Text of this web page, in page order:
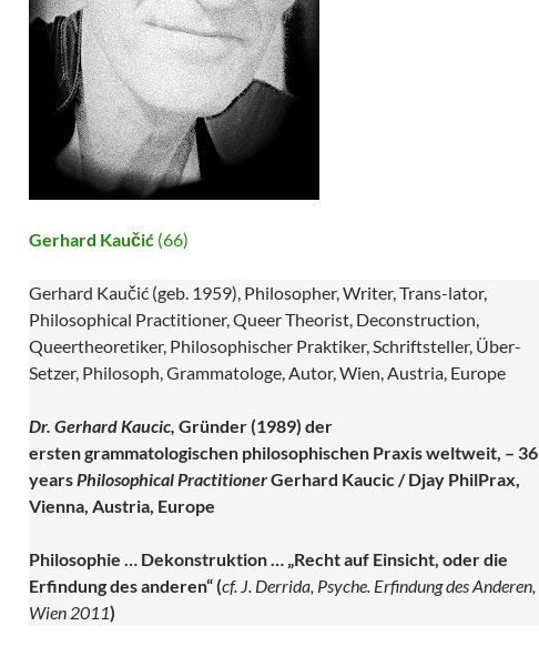
Gerhard Kaučić (66)
Gerhard Kaučić (geb. 1959), Philosopher, Writer, Trans-lator,
Philosophical Practitioner, Queer Theorist, Deconstruction,
Queertheoretiker, Philosophischer Praktiker, Schriftsteller, Über-
Setzer, Philosoph, Grammatologe, Autor, Wien, Austria, Europe
Dr. Gerhard Kaucic, Gründer (1989) der
ersten grammatologischen philosophischen Praxis weltweit, – 36
yearsPhilosophical PractitionerGerhard Kaucic / Djay PhilPrax,
Vienna, Austria, Europe
Philosophie … Dekonstruktion … „Recht auf Einsicht, oder die
Erfindung des anderen“(cf. J. Derrida, Psyche. Erfindung des Anderen,
Wien 2011)